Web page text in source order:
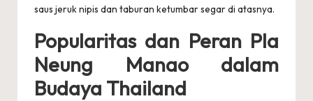
saus jeruk nipis dan taburan ketumbar segar di atasnya.
Popularitas dan Peran Pla
Neung Manao dalam
Budaya Thailand